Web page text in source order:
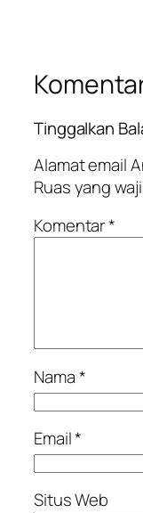
Tinggalkan
Alamat email
Ruas yang
Komentar*
Nama*
Email*
Situs Web